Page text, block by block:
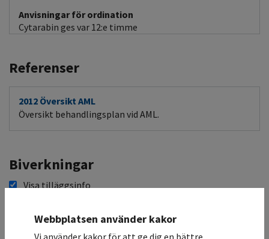
Anvisningar för ordination
Cytarabin ges var 12:e timme
Referenser
2012 Översikt AML
Översikt behandlingsplan vid AML.
Biverkningar
Visa tilläggsinfo
Cytarabin Subkutan injektion
Webbplatsen använder kakor